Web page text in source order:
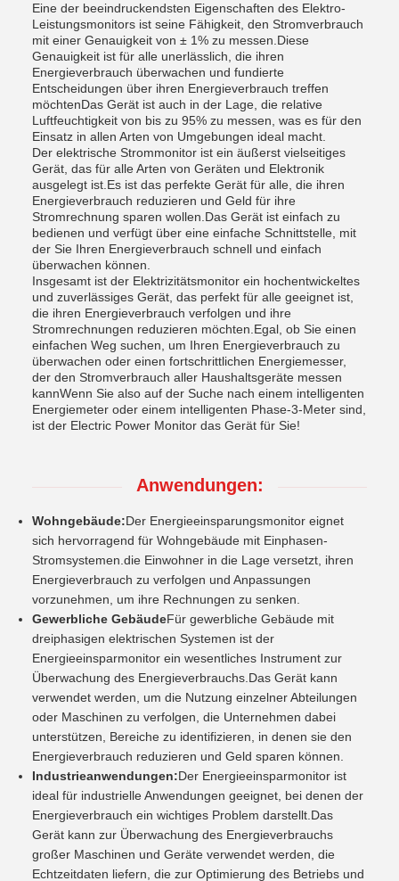
Eine der beeindruckendsten Eigenschaften des Elektro-
Leistungsmonitors ist seine Fähigkeit, den Stromverbrauch
mit einer Genauigkeit von ± 1% zu messen.Diese
Genauigkeit ist für alle unerlässlich, die ihren
Energieverbrauch überwachen und fundierte
Entscheidungen über ihren Energieverbrauch treffen
möchtenDas Gerät ist auch in der Lage, die relative
Luftfeuchtigkeit von bis zu 95% zu messen, was es für den
Einsatz in allen Arten von Umgebungen ideal macht.
Der elektrische Strommonitor ist ein äußerst vielseitiges
Gerät, das für alle Arten von Geräten und Elektronik
ausgelegt ist.Es ist das perfekte Gerät für alle, die ihren
Energieverbrauch reduzieren und Geld für ihre
Stromrechnung sparen wollen.Das Gerät ist einfach zu
bedienen und verfügt über eine einfache Schnittstelle, mit
der Sie Ihren Energieverbrauch schnell und einfach
überwachen können.
Insgesamt ist der Elektrizitätsmonitor ein hochentwickeltes
und zuverlässiges Gerät, das perfekt für alle geeignet ist,
die ihren Energieverbrauch verfolgen und ihre
Stromrechnungen reduzieren möchten.Egal, ob Sie einen
einfachen Weg suchen, um Ihren Energieverbrauch zu
überwachen oder einen fortschrittlichen Energiemesser,
der den Stromverbrauch aller Haushaltsgeräte messen
kannWenn Sie also auf der Suche nach einem intelligenten
Energiemeter oder einem intelligenten Phase-3-Meter sind,
ist der Electric Power Monitor das Gerät für Sie!
Anwendungen:
Wohngebäude:Der Energieeinsparungsmonitor eignet
sich hervorragend für Wohngebäude mit Einphasen-
Stromsystemen.die Einwohner in die Lage versetzt, ihren
Energieverbrauch zu verfolgen und Anpassungen
vorzunehmen, um ihre Rechnungen zu senken.
Gewerbliche GebäudeFür gewerbliche Gebäude mit
dreiphasigen elektrischen Systemen ist der
Energieeinsparmonitor ein wesentliches Instrument zur
Überwachung des Energieverbrauchs.Das Gerät kann
verwendet werden, um die Nutzung einzelner Abteilungen
oder Maschinen zu verfolgen, die Unternehmen dabei
unterstützen, Bereiche zu identifizieren, in denen sie den
Energieverbrauch reduzieren und Geld sparen können.
Industrieanwendungen:Der Energieeinsparmonitor ist
ideal für industrielle Anwendungen geeignet, bei denen der
Energieverbrauch ein wichtiges Problem darstellt.Das
Gerät kann zur Überwachung des Energieverbrauchs
großer Maschinen und Geräte verwendet werden, die
Echtzeitdaten liefern, die zur Optimierung des Betriebs und